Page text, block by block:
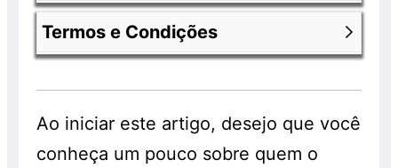
uma promoção e encontram-se com 30%
de desconto já aplicado. Os valores
anunciados com os descontos são válidos
exclusivamente para clientes que
realizem os serviços de montagem,
balanceamento e alinhamento, os quais
Nossa política de privacidade você
consegue encontrar entrado na página
Política de Privacidade da Chiquinho
Pneus.
Termos e Condições
Você consegue vertermos e condições
da chiquinho pneusacessando o link
Ao iniciar este artigo, desejo que você
conheça um pouco sobre quem o